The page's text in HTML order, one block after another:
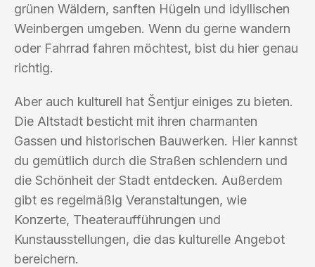
grünen Wäldern, sanften Hügeln und idyllischen
Weinbergen umgeben. Wenn du gerne wandern
oder Fahrrad fahren möchtest, bist du hier genau
richtig.
Aber auch kulturell hat Šentjur einiges zu bieten.
Die Altstadt besticht mit ihren charmanten
Gassen und historischen Bauwerken. Hier kannst
du gemütlich durch die Straßen schlendern und
die Schönheit der Stadt entdecken. Außerdem
gibt es regelmäßig Veranstaltungen, wie
Konzerte, Theateraufführungen und
Kunstausstellungen, die das kulturelle Angebot
bereichern.